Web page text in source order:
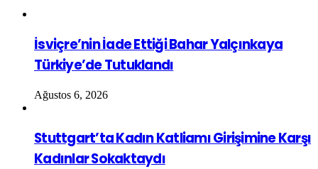
İsviçre’nin İade Ettiği Bahar Yalçınkaya
Türkiye’de Tutuklandı
Ağustos 6, 2026
Stuttgart’ta Kadın Katliamı Girişimine Karşı
Kadınlar Sokaktaydı